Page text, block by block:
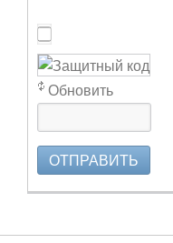
Обновить
ОТПРАВИТЬ